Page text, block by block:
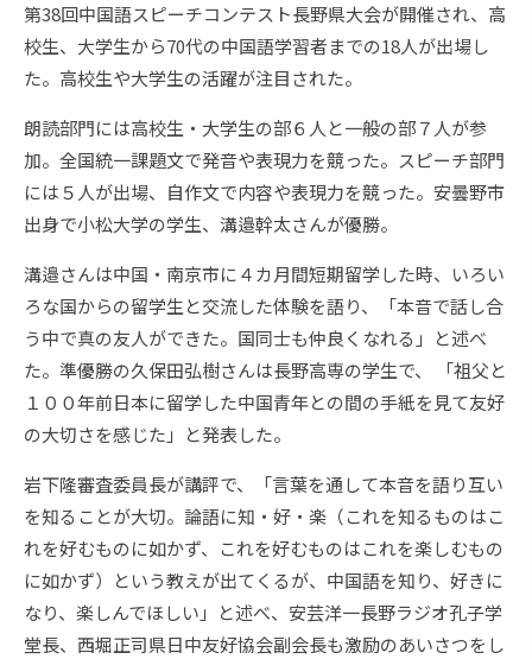
第38回中国語スピーチコンテスト長野県大会が開催され、高
校生、大学生から70代の中国語学習者までの18人が出場し
た。高校生や大学生の活躍が注目された。
朗読部門には高校生・大学生の部６人と一般の部７人が参
加。全国統一課題文で発音や表現力を競った。スピーチ部門
には５人が出場、自作文で内容や表現力を競った。安曇野市
出身で小松大学の学生、溝邉幹太さんが優勝。
溝邉さんは中国・南京市に４カ月間短期留学した時、いろい
ろな国からの留学生と交流した体験を語り、「本音で話し合
う中で真の友人ができた。国同士も仲良くなれる」と述べ
た。準優勝の久保田弘樹さんは長野高専の学生で、 「祖父と
１００年前日本に留学した中国青年との間の手紙を見て友好
の大切さを感じた」と発表した。
岩下隆審査委員長が講評で、「言葉を通して本音を語り互い
を知ることが大切。論語に知・好・楽（これを知るものはこ
れを好むものに如かず、これを好むものはこれを楽しむもの
に如かず）という教えが出てくるが、中国語を知り、好きに
なり、楽しんでほしい」と述べ、安芸洋一長野ラジオ孔子学
堂長、西堀正司県日中友好協会副会長も激励のあいさつをし